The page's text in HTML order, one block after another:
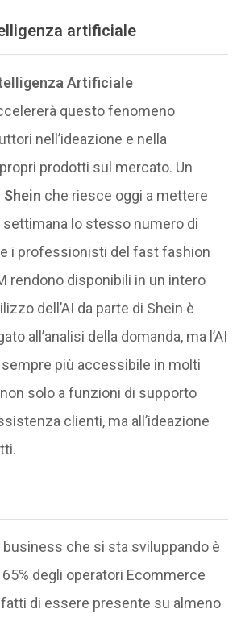
artificiale
Artificiale
questo fenomeno
nell’ideazione e nella
prodotti sul mercato. Un
Shein che riesce oggi a mettere
lo stesso numero di
i professionisti del fast fashion
rendono disponibili in un intero
dell’AI da parte di Shein è
all’analisi della domanda, ma l’AI
più accessibile in molti
solo a funzioni di supporto
clienti, ma all’ideazione
business che si sta sviluppando è
65% degli operatori Ecommerce
di essere presente su almeno